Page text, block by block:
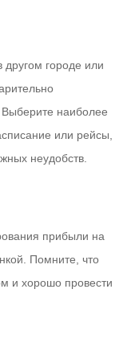
другом городе или
Выберите наиболее
или рейсы,
неудобств.
прибыли на
Помните, что
и хорошо провести